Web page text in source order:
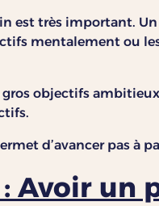
est très important.
mentalement ou
objectifs
d’avancer pas à
Avoir un